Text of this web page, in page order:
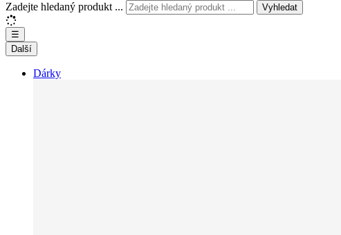
Zadejte hledaný produkt ... Vyhledat
☰
Další
Dárky